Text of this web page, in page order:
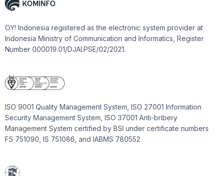
OY! Indonesia registered as the electronic system provider at
Indonesia Ministry of Communication and Informatics, Register
Number 000019.01/DJAI.PSE/02/2021.
ISO 9001 Quality Management System, ISO 27001 Information
Security Management System, ISO 37001 Anti-bribery
Management System certified by BSI under certificate numbers
FS 751090, IS 751086, and IABMS 780552